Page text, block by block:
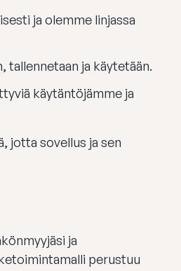
ja olemme linjassa
ja käytetään.
käytäntöjämme ja
jotta sovellus ja sen
ja
perustuu